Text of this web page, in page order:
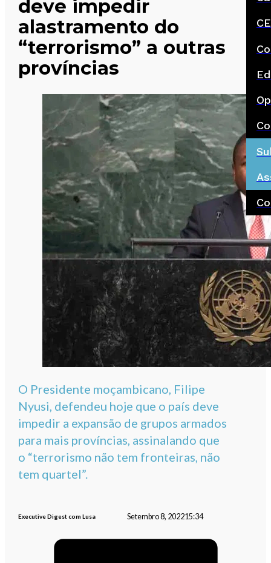
deve impedir
alastramento do
“terrorismo” a outras
províncias
O Presidente moçambicano, Filipe
Nyusi, defendeu hoje que o país deve
impedir a expansão de grupos armados
para mais províncias, assinalando que
o “terrorismo não tem fronteiras, não
tem quartel”.
Executive Digest com Lusa Setembro 8, 202215:34